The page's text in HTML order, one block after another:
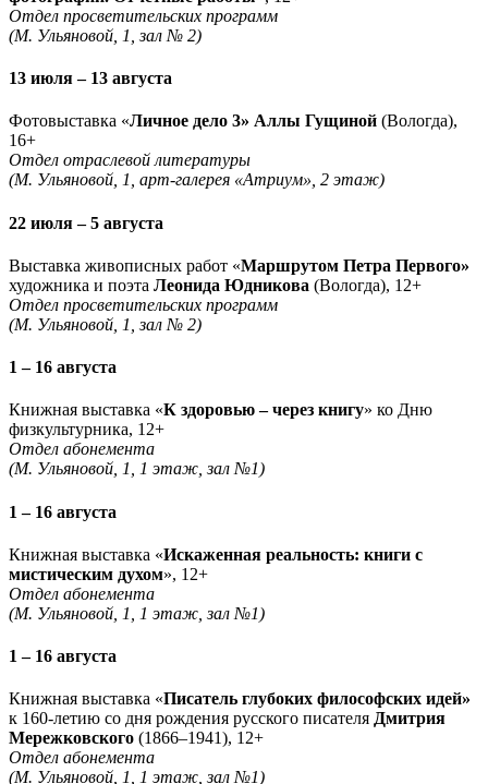
Отдел просветительских программ
(М. Ульяновой, 1, зал № 2)
13 июля – 13 августа
Фотовыставка «Личное дело 3» Аллы Гущиной (Вологда),
16+
Отдел отраслевой литературы
(М. Ульяновой, 1, арт-галерея «Атриум», 2 этаж)
22 июля – 5 августа
Выставка живописных работ «Маршрутом Петра Первого»
художника и поэта Леонида Юдникова (Вологда), 12+
Отдел просветительских программ
(М. Ульяновой, 1, зал № 2)
1 – 16 августа
Книжная выставка «К здоровью – через книгу» ко Дню
физкультурника, 12+
Отдел абонемента
(М. Ульяновой, 1, 1 этаж, зал №1)
1 – 16 августа
Книжная выставка «Искаженная реальность: книги с
мистическим духом», 12+
Отдел абонемента
(М. Ульяновой, 1, 1 этаж, зал №1)
1 – 16 августа
Книжная выставка «Писатель глубоких философских идей»
к 160-летию со дня рождения русского писателя Дмитрия
Мережковского (1866–1941), 12+
Отдел абонемента
(М. Ульяновой, 1, 1 этаж, зал №1)